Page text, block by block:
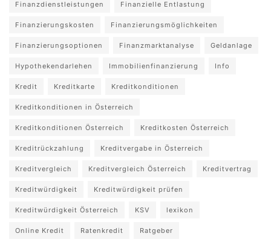
Finanzdienstleistungen Finanzielle Entlastung
Finanzierungskosten Finanzierungsmöglichkeiten
Finanzierungsoptionen Finanzmarktanalyse Geldanlage
Hypothekendarlehen Immobilienfinanzierung Info
Kredit Kreditkarte Kreditkonditionen
Kreditkonditionen in Österreich
Kreditkonditionen Österreich Kreditkosten Österreich
Kreditrückzahlung Kreditvergabe in Österreich
Kreditvergleich Kreditvergleich Österreich Kreditvertrag
Kreditwürdigkeit Kreditwürdigkeit prüfen
Kreditwürdigkeit Österreich KSV lexikon
Online Kredit Ratenkredit Ratgeber